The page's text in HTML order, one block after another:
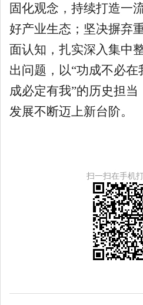
固化观念，持续打造一
好产业生态；坚决摒弃
面认知，扎实深入集中
出问题，以“功成不必在
成必定有我”的历史担
发展不断迈上新台阶。
扫一扫在手机